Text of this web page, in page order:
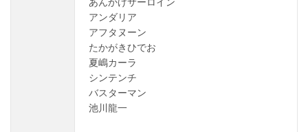
アンダリア
アフタヌーン
たかがきひでお
夏嶋カーラ
シンテンチ
バスターマン
池川龍一